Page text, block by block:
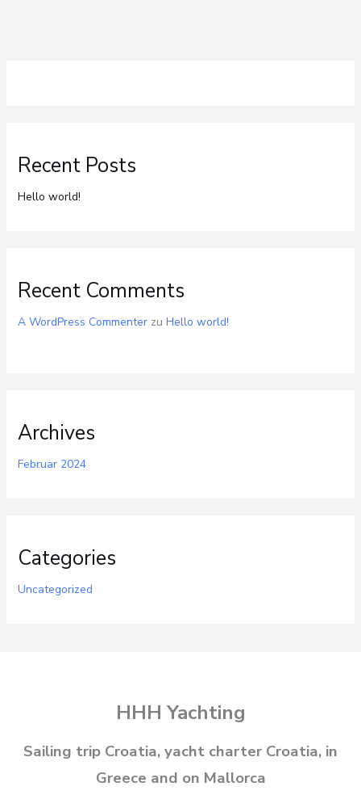
Recent Posts
Hello world!
Recent Comments
A WordPress Commenterzu Hello world!
Archives
Februar 2024
Categories
Uncategorized
HHH Yachting
Sailing trip Croatia, yacht charter Croatia, in
Greece and on Mallorca